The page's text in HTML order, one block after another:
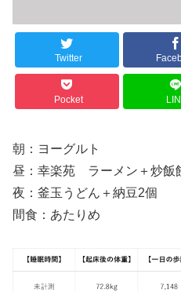
Twitter
Pocket
朝：ヨーグルト
昼：幸楽苑 ラーメン＋炒飯
夜：釜玉うどん＋納豆2個
間食：あたりめ